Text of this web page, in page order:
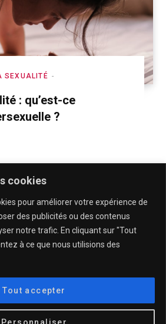
cookies
pour améliorer votre expérience de
des publicités ou des contenus
notre trafic. En cliquant sur "Tout
à ce que nous utilisions des
Personnaliser
Tout accepter
SEXUALITÉ
: qu’est-ce
?
DESCULOTTÉES.FR